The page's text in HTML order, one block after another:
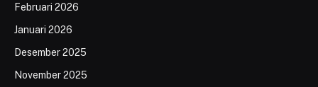
Februari 2026
Januari 2026
Desember 2025
November 2025